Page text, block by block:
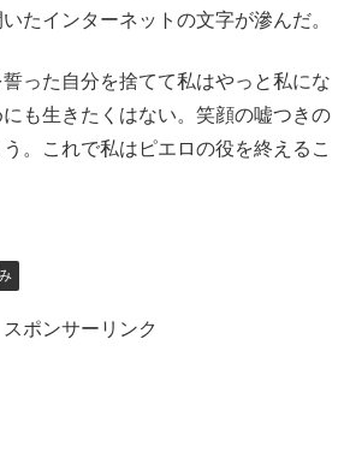
たインターネットの文字が滲んだ。
った自分を捨てて私はやっと私にな
も生きたくはない。笑顔の嘘つきの
。これで私はピエロの役を終えるこ
スポンサーリンク